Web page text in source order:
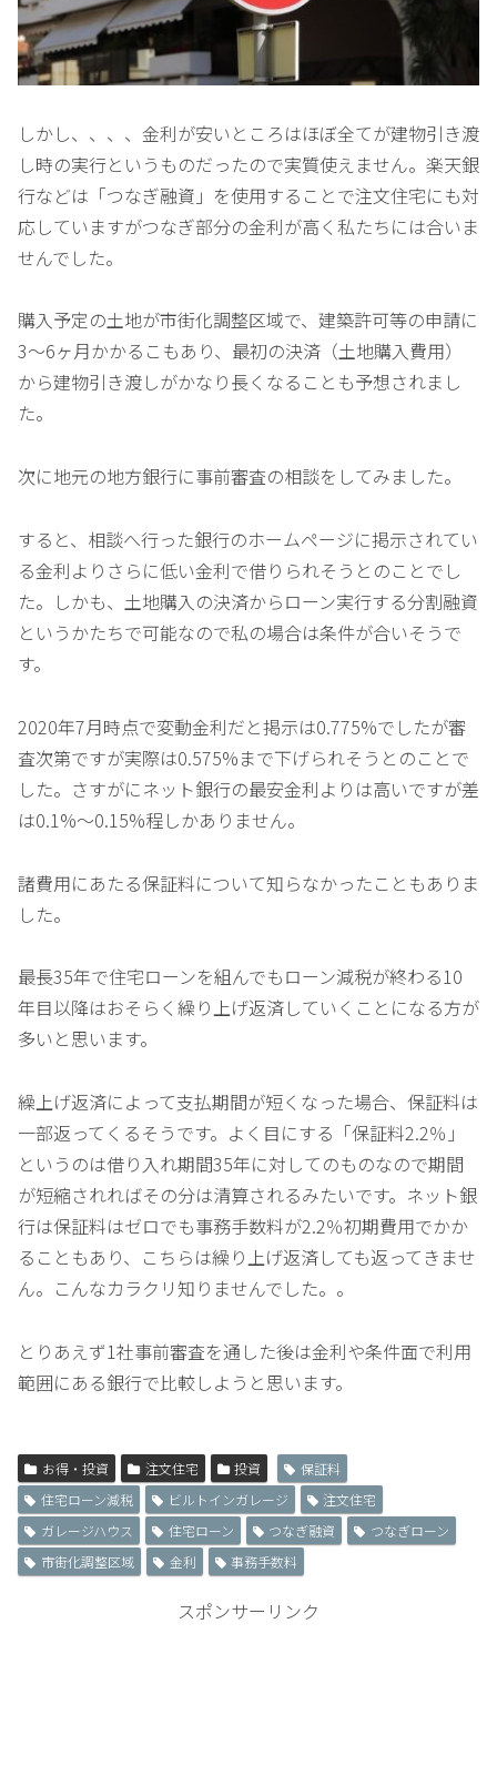
しかし、、、、金利が安いところはほぼ全てが建物引き渡
し時の実行というものだったので実質使えません。楽天銀
行などは「つなぎ融資」を使用することで注文住宅にも対
応していますがつなぎ部分の金利が高く私たちには合いま
せんでした。
購入予定の土地が市街化調整区域で、建築許可等の申請に
3～6ヶ月かかるこもあり、最初の決済（土地購入費用）
から建物引き渡しがかなり長くなることも予想されまし
た。
次に地元の地方銀行に事前審査の相談をしてみました。
すると、相談へ行った銀行のホームページに掲示されてい
る金利よりさらに低い金利で借りられそうとのことでし
た。しかも、土地購入の決済からローン実行する分割融資
というかたちで可能なので私の場合は条件が合いそうで
す。
2020年7月時点で変動金利だと掲示は0.775%でしたが審
査次第ですが実際は0.575%まで下げられそうとのことで
した。さすがにネット銀行の最安金利よりは高いですが差
は0.1%～0.15%程しかありません。
諸費用にあたる保証料について知らなかったこともありま
した。
最長35年で住宅ローンを組んでもローン減税が終わる10
年目以降はおそらく繰り上げ返済していくことになる方が
多いと思います。
繰上げ返済によって支払期間が短くなった場合、保証料は
一部返ってくるそうです。よく目にする「保証料2.2％」
というのは借り入れ期間35年に対してのものなので期間
が短縮されればその分は清算されるみたいです。ネット銀
行は保証料はゼロでも事務手数料が2.2％初期費用でかか
ることもあり、こちらは繰り上げ返済しても返ってきませ
ん。こんなカラクリ知りませんでした。。
とりあえず1社事前審査を通した後は金利や条件面で利用
範囲にある銀行で比較しようと思います。
お得・投資 注文住宅 投資
保証料
住宅ローン減税
ビルトインガレージ
注文住宅
ガレージハウス
住宅ローン つなぎ融資
つなぎローン
市街化調整区域
金利 事務手数料
スポンサーリンク